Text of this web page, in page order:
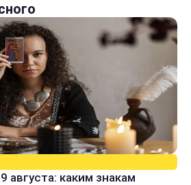
августа: каким знакам